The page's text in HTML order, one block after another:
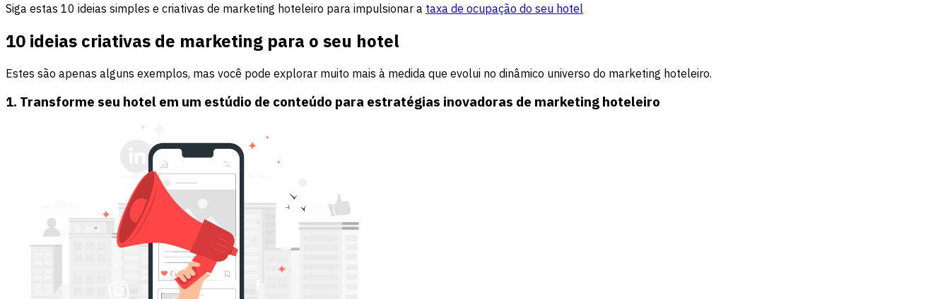
Siga estas 10 ideias simples e criativas de marketing hoteleiro para impulsionar a taxa de ocupação do seu hotel
10 ideias criativas de marketing para o seu hotel
Estes são apenas alguns exemplos, mas você pode explorar muito mais à medida que evolui no dinâmico universo do marketing hoteleiro.
1. Transforme seu hotel em um estúdio de conteúdo para estratégias inovadoras de marketing hoteleiro